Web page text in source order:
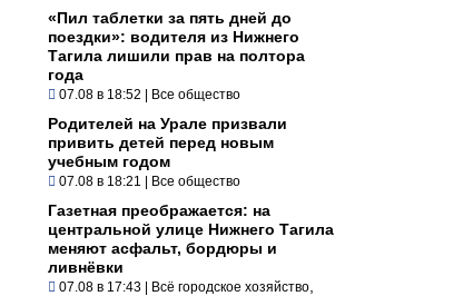
«Пил таблетки за пять дней до
поездки»: водителя из Нижнего
Тагила лишили прав на полтора
года
07.08 в 18:52 | Все общество
Родителей на Урале призвали
привить детей перед новым
учебным годом
07.08 в 18:21 | Все общество
Газетная преображается: на
центральной улице Нижнего Тагила
меняют асфальт, бордюры и
ливнёвки
07.08 в 17:43 | Всё городское хозяйство